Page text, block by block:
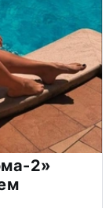
2»